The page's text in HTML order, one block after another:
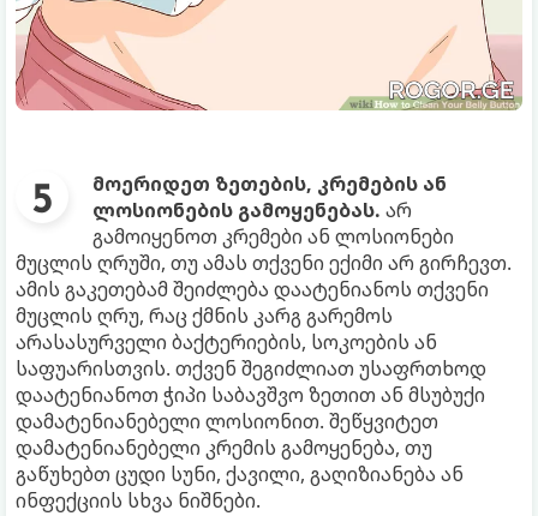
მოერიდეთ ზეთების, კრემების ან
ლოსიონების გამოყენებას. არ
გამოიყენოთ კრემები ან ლოსიონები
მუცლის ღრუში, თუ ამას თქვენი ექიმი არ გირჩევთ.
ამის გაკეთებამ შეიძლება დაატენიანოს თქვენი
მუცლის ღრუ, რაც ქმნის კარგ გარემოს
არასასურველი ბაქტერიების, სოკოების ან
საფუარისთვის. თქვენ შეგიძლიათ უსაფრთხოდ
დაატენიანოთ ჭიპი საბავშვო ზეთით ან მსუბუქი
დამატენიანებელი ლოსიონით. შეწყვიტეთ
დამატენიანებელი კრემის გამოყენება, თუ
გაწუხებთ ცუდი სუნი, ქავილი, გაღიზიანება ან
ინფექციის სხვა ნიშნები.